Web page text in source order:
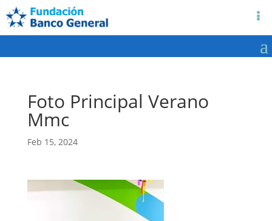
Foto Principal Verano
Mmc
Feb 15, 2024